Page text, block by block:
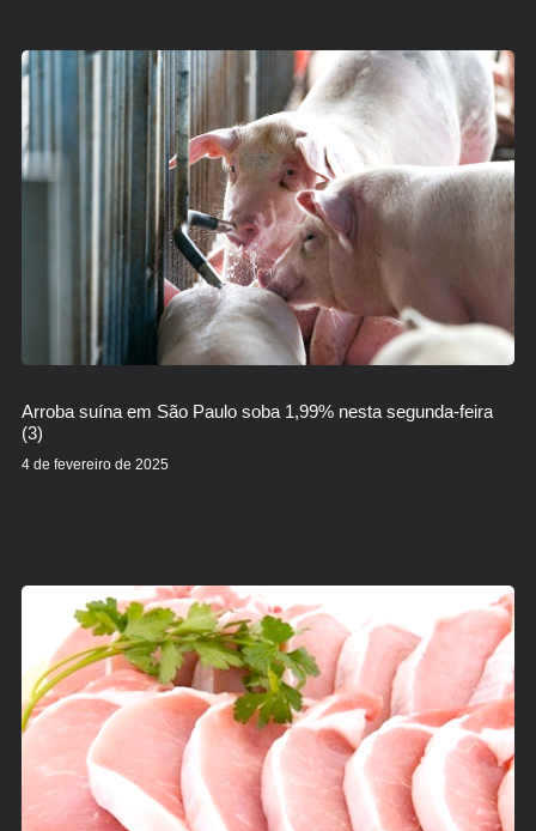
Arroba suína em São Paulo soba 1,99% nesta segunda-feira
(3)
4 de fevereiro de 2025